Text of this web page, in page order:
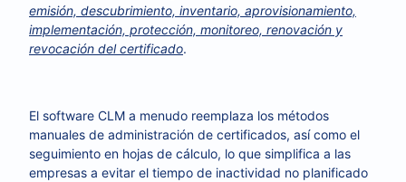
emisión, descubrimiento, inventario, aprovisionamiento,
implementación, protección, monitoreo, renovación y
revocación del certificado.
El software CLM a menudo reemplaza los métodos
manuales de administración de certificados, así como el
seguimiento en hojas de cálculo, lo que simplifica a las
empresas a evitar el tiempo de inactividad no planificado